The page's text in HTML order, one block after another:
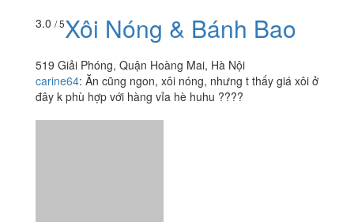
3.0 / 5Xôi Nóng & Bánh Bao
519 Giải Phóng, Quận Hoàng Mai, Hà Nội
carine64: Ăn cũng ngon, xôi nóng, nhưng t thấy giá xôi ở
đây k phù hợp với hàng vỉa hè huhu ????